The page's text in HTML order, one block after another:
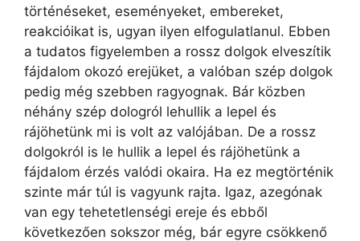
történéseket, eseményeket, embereket,
reakcióikat is, ugyan ilyen elfogulatlanul. Ebben
a tudatos figyelemben a rossz dolgok elveszítik
fájdalom okozó erejüket, a valóban szép dolgok
pedig még szebben ragyognak. Bár közben
néhány szép dologról lehullik a lepel és
rájöhetünk mi is volt az valójában. De a rossz
dolgokról is le hullik a lepel és rájöhetünk a
fájdalom érzés valódi okaira. Ha ez megtörténik
szinte már túl is vagyunk rajta. Igaz, azegónak
van egy tehetetlenségi ereje és ebből
következően sokszor még, bár egyre csökkenő